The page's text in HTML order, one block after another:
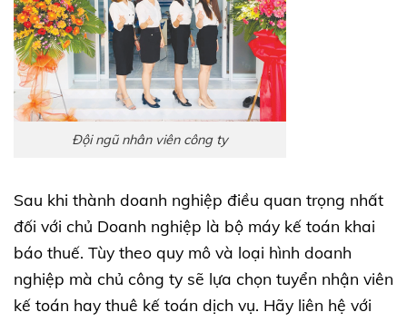
Đội ngũ nhân viên công ty
Sau khi thành doanh nghiệp điều quan trọng nhất
đối với chủ Doanh nghiệp là bộ máy kế toán khai
báo thuế. Tùy theo quy mô và loại hình doanh
nghiệp mà chủ công ty sẽ lựa chọn tuyển nhận viên
kế toán hay thuê kế toán dịch vụ. Hãy liên hệ với